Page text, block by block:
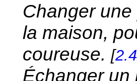
Changer
la maison,
coureuse. [
Échanger un